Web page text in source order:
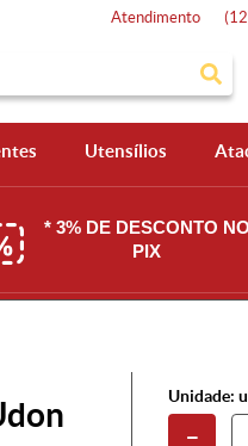
Atendimento
Utensílios
* 3% DE DESCONTO NO
PIX
Unidade: